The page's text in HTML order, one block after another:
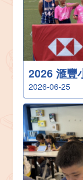
2026 滙豐
2026-06-25